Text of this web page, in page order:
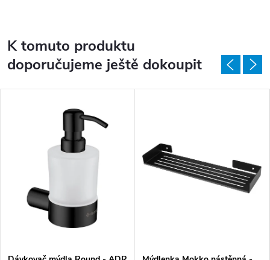
K tomuto produktu
doporučujeme ještě dokoupit